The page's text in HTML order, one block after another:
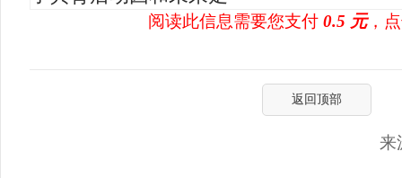
阅读此信息需要您支付 0.5 元，
返回顶部
来